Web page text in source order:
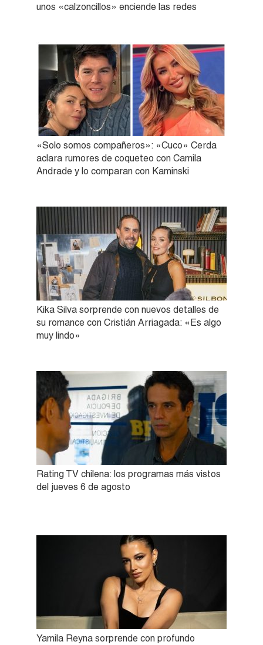
unos «calzoncillos» enciende las redes
«Solo somos compañeros»: «Cuco» Cerda
aclara rumores de coqueteo con Camila
Andrade y lo comparan con Kaminski
Kika Silva sorprende con nuevos detalles de
su romance con Cristián Arriagada: «Es algo
muy lindo»
Rating TV chilena: los programas más vistos
del jueves 6 de agosto
Yamila Reyna sorprende con profundo